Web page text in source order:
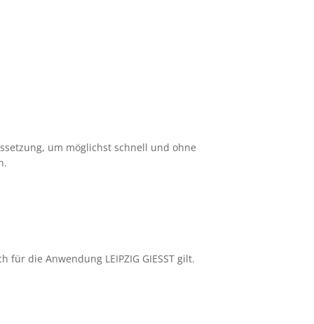
um möglichst schnell und ohne
die Anwendung LEIPZIG GIESST gilt.